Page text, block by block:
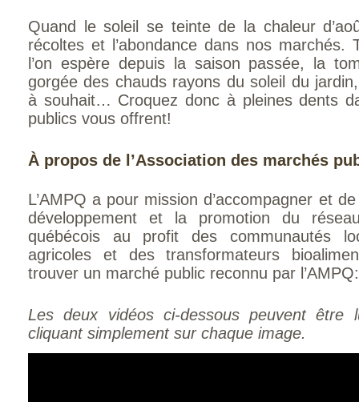
Quand le soleil se teinte de la chaleur
récoltes et l’abondance dans nos
l’on espère depuis la saison passée, la
gorgée des chauds rayons du soleil du
à souhait… Croquez donc à pleines dents
publics vous offrent!
À propos de l’Association des marchés
L’AMPQ a pour mission d’accompagner et
développement et la promotion du
québécois au profit des communautés
agricoles et des transformateurs
trouver un marché public reconnu par
Les deux vidéos ci-dessous peuvent
cliquant simplement sur chaque image.